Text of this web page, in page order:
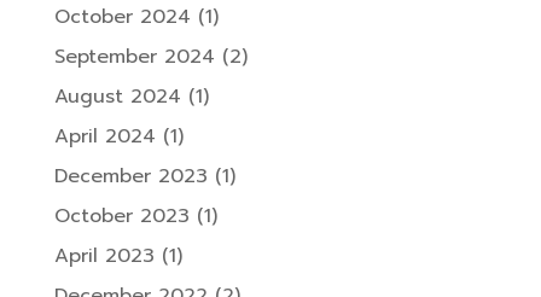
October 2024 (1)
September 2024 (2)
August 2024 (1)
April 2024 (1)
December 2023 (1)
October 2023 (1)
April 2023 (1)